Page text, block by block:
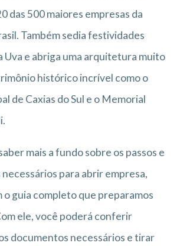
das 500 maiores empresas da
Também sedia festividades
Uva e abriga uma arquitetura muito
histórico incrível como o
de Caxias do Sul e o Memorial
mais a fundo sobre os passos e
para abrir empresa,
o guia completo que preparamos
ele, você poderá conferir
documentos necessários e tirar